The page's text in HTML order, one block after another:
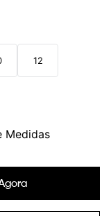
item em nossa
12
Medidas